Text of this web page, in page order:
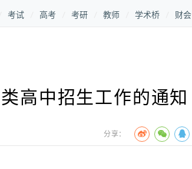
考试 高考 考研 教师 学术桥 财会
高中招生工作的通知
分享：